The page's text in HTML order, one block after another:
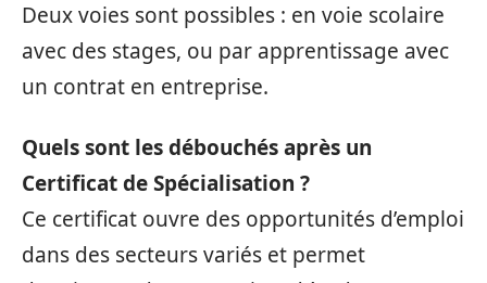
Deux voies sont possibles : en voie scolaire
avec des stages, ou par apprentissage avec
un contrat en entreprise.
Quels sont les débouchés après un
Certificat de Spécialisation ?
Ce certificat ouvre des opportunités d’emploi
dans des secteurs variés et permet